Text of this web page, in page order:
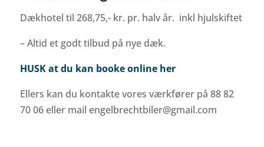
Dækhotel til 268,75,- kr. pr. halv år. inkl hjulskiftet
– Altid et godt tilbud på nye dæk.
HUSK at du kan booke online her
Ellers kan du kontakte vores værkfører på 88 82
70 06 eller mail engelbrechtbiler@gmail.com